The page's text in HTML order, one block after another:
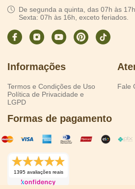
De segunda a quinta, das 07h às
Sexta: 07h às 16h, exceto feriados.
Informações
Termos e Condições de Uso
Política de Privacidade e
LGPD
Fale
Formas de pagamento
1395 avaliações reais